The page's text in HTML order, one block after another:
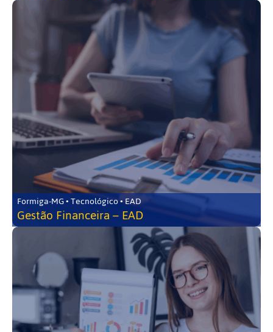
Formiga-MG • Tecnológico • EAD
Gestão Financeira – EAD